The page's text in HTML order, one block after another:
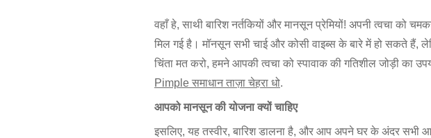
वहाँ हे, साथी बारिश नर्तकियों और मानसून प्रेमियों! अपनी त्वचा
मिल गई है। मॉनसून सभी चाई और कोसी वाइब्स के बारे में हो सकते
चिंता मत करो, हमने आपकी त्वचा को स्पावाक की गतिशील जोड़ी का
Pimple समाधान ताज़ा चेहरा धो.
आपको मानसून की योजना क्यों चाहिए
इसलिए, यह तस्वीर, बारिश डालना है, और आप अपने घर के अंदर सभी